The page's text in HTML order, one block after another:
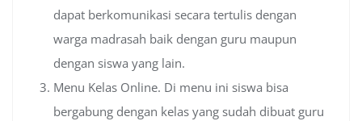
dapat berkomunikasi secara tertulis dengan
warga madrasah baik dengan guru maupun
dengan siswa yang lain.
Menu Kelas Online. Di menu ini siswa bisa
bergabung dengan kelas yang sudah dibuat guru